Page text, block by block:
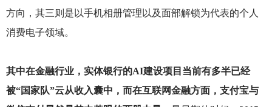
方向，其三则是以手机相册管理以及面部解锁为代表的个人
消费电子领域。
其中在金融行业，实体银行的AI建设项目当前有多半已经
被“国家队”云从收入囊中，而在互联网金融方面，支付宝与